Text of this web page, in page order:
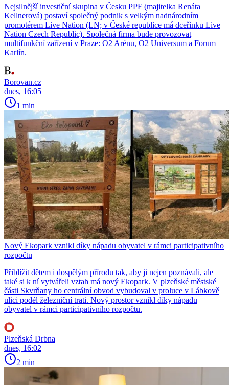
Nejsilnější investiční skupina v Česku PPF (majitelka Renáta
Kellnerová) postaví společný podnik s velkým nadnárodním
promotérem Live Nation (LN; v České republice má dceřinku Live
Nation Czech Republic). Společná firma bude provozovat
multifunkční zařízení v Praze: O2 Arénu, O2 Universum a Forum
Karlín.
Borovan.cz
dnes, 16:05
1 min
Nový Ekopark vznikl díky nápadu obyvatel v rámci participativního
rozpočtu
Přiblížit dětem i dospělým přírodu tak, aby ji nejen poznávali, ale
také si k ní vytvářeli vztah má nový Ekopark. V plzeňské městské
části Skvrňany ho centrální obvod vybudoval v proluce v Lábkově
ulici podél železniční trati. Nový prostor vznikl díky nápadu
obyvatel v rámci participativního rozpočtu.
Plzeňská Drbna
dnes, 16:02
2 min